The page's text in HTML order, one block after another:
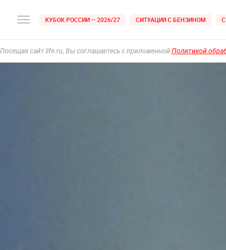
КУБОК РОССИИ — 2026/27 СИТУАЦИЯ С БЕНЗИНОМ
Посещая сайт life.ru, Вы соглашаетесь с приложеннойПолитикой